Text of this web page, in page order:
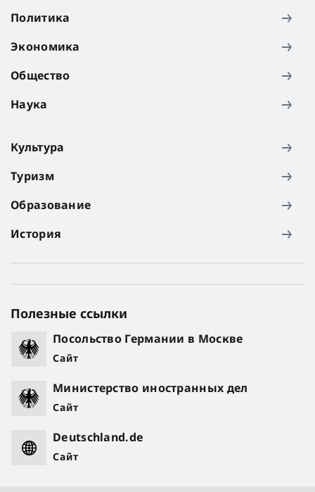
Политика
Экономика
Общество
Наука
Культура
Туризм
Образование
История
Полезные ссылки
Посольство Германии в Москве
Сайт
Министерство иностранных дел
Сайт
Deutschland.de
Сайт